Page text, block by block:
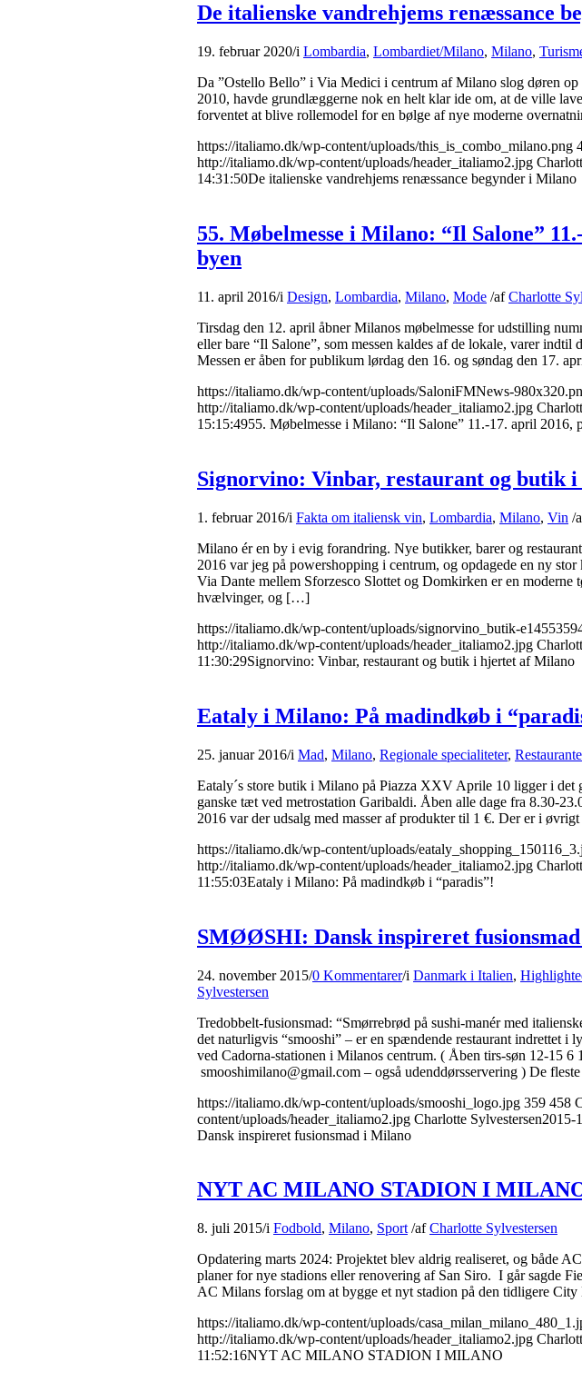
De italienske vandrehjems renæssance
19. februar 2020/i Lombardia, Lombardiet/Milano, Milano,
Da ”Ostello Bello” i Via Medici i centrum af Milano slog døren
2010, havde grundlæggerne nok en helt klar ide om, at de ville
forventet at blive rollemodel for en bølge af nye moderne
https://italiamo.dk/wp-content/uploads/this_is_combo_milano.png
http://italiamo.dk/wp-content/uploads/header_italiamo2.jpg
14:31:50De italienske vandrehjems renæssance begynder i Milano
55. Møbelmesse i Milano: “Il Salone”
byen
11. april 2016/i Design, Lombardia, Milano, Mode /afCharlotte
Tirsdag den 12. april åbner Milanos møbelmesse for udstilling
eller bare “Il Salone”, som messen kaldes af de lokale, varer
Messen er åben for publikum lørdag den 16. og søndag den 17.
https://italiamo.dk/wp-content/uploads/SaloniFMNews-
http://italiamo.dk/wp-content/uploads/header_italiamo2.jpg
15:15:4955. Møbelmesse i Milano: “Il Salone” 11.-17. april 2016,
Signorvino: Vinbar, restaurant og butik
1. februar 2016/i Fakta om italiensk vin, Lombardia, Milano, Vin /
Milano ér en by i evig forandring. Nye butikker, barer og
2016 var jeg på powershopping i centrum, og opdagede en ny
Via Dante mellem Sforzesco Slottet og Domkirken er en
hvælvinger, og […]
https://italiamo.dk/wp-content/uploads/signorvino_butik-
http://italiamo.dk/wp-content/uploads/header_italiamo2.jpg
11:30:29Signorvino: Vinbar, restaurant og butik i hjertet af Milano
Eataly i Milano: På madindkøb i
25. januar 2016/i Mad, Milano, Regionale specialiteter,
Eataly´s store butik i Milano på Piazza XXV Aprile 10 ligger i det
ganske tæt ved metrostation Garibaldi. Åben alle dage fra 8.30-
2016 var der udsalg med masser af produkter til 1 €. Der er i
https://italiamo.dk/wp-content/uploads/
http://italiamo.dk/wp-content/uploads/header_italiamo2.jpg
11:55:03Eataly i Milano: På madindkøb i “paradis”!
SMØØSHI: Dansk inspireret
24. november 2015/0 Kommentarer/i Danmark i Italien,
Sylvestersen
Tredobbelt-fusionsmad: “Smørrebrød på sushi-manér med
det naturligvis “smooshi” – er en spændende restaurant indrettet
ved Cadorna-stationen i Milanos centrum. ( Åben tirs-søn 12-15 6
smooshimilano@gmail.com – også udenddørsservering ) De
https://italiamo.dk/wp-content/uploads/smooshi_logo.jpg 359 458
content/uploads/header_italiamo2.jpg Charlotte Sylvestersen2015-
Dansk inspireret fusionsmad i Milano
NYT AC MILANO STADION I
8. juli 2015/i Fodbold, Milano, Sport /afCharlotte Sylvestersen
Opdatering marts 2024: Projektet blev aldrig realiseret, og både
planer for nye stadions eller renovering af San Siro. I går sagde
AC Milans forslag om at bygge et nyt stadion på den tidligere
https://italiamo.dk/wp-content/uploads/
http://italiamo.dk/wp-content/uploads/header_italiamo2.jpg
11:52:16NYT AC MILANO STADION I MILANO